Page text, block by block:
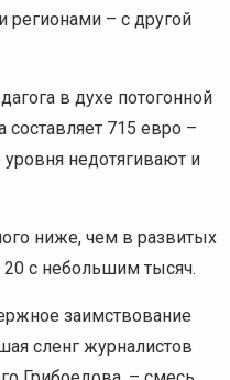
– с другой
в духе потогонной
составляет 715 евро –
недотягивают и
ниже, чем в развитых
с небольшим тысяч.
заимствование
сленг журналистов